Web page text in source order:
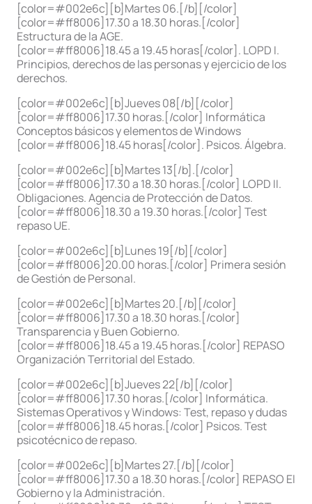
[color=#002e6c][b]Martes 06.[/b][/color]
[color=#ff8006]17.30 a 18.30 horas.[/color]
Estructura de la AGE.
[color=#ff8006]18.45 a 19.45 horas[/color]. LOPD I.
Principios, derechos de las personas y ejercicio de los
derechos.
[color=#002e6c][b]Jueves 08[/b][/color]
[color=#ff8006]17.30 horas.[/color] Informática
Conceptos básicos y elementos de Windows
[color=#ff8006]18.45 horas[/color]. Psicos. Álgebra.
[color=#002e6c][b]Martes 13[/b].[/color]
[color=#ff8006]17.30 a 18.30 horas.[/color] LOPD II.
Obligaciones. Agencia de Protección de Datos.
[color=#ff8006]18.30 a 19.30 horas.[/color] Test
repaso UE.
[color=#002e6c][b]Lunes 19[/b][/color]
[color=#ff8006]20.00 horas.[/color] Primera sesión
de Gestión de Personal.
[color=#002e6c][b]Martes 20.[/b][/color]
[color=#ff8006]17.30 a 18.30 horas.[/color]
Transparencia y Buen Gobierno.
[color=#ff8006]18.45 a 19.45 horas.[/color] REPASO
Organización Territorial del Estado.
[color=#002e6c][b]Jueves 22[/b][/color]
[color=#ff8006]17.30 horas.[/color] Informática.
Sistemas Operativos y Windows: Test, repaso y dudas
[color=#ff8006]18.45 horas.[/color] Psicos. Test
psicotécnico de repaso.
[color=#002e6c][b]Martes 27.[/b][/color]
[color=#ff8006]17.30 a 18.30 horas.[/color] REPASO El
Gobierno y la Administración.